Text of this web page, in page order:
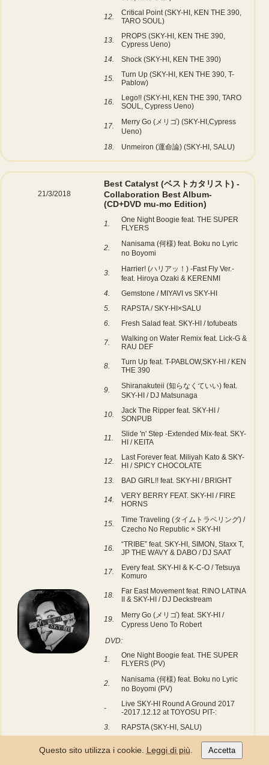
Questo sito utilizza i cookie. Leggi di più Accetta
12.
Critical Point (SKY-HI, KEN THE 390,
TARO SOUL)
13.
PROPS (SKY-HI, KEN THE 390,
Cypress Ueno)
14.
Shock (SKY-HI, KEN THE 390)
15.
Turn Up (SKY-HI, KEN THE 390, T-
Pablow)
16.
Lego!! (SKY-HI, KEN THE 390, TARO
SOUL, Cypress Ueno)
17.
Merry Go (メリゴ) (SKY-HI,Cypress
Ueno)
18.
Unmeiron (運命論) (SKY-HI, SALU)
21/3/2018
Best Catalyst (ベストカタリスト) -
Collaboration Best Album-
(CD+DVD mu-mo Edition)
1.
One Night Boogie feat. THE SUPER
FLYERS
2.
Nanisama (何様) feat. Boku no Lyric
no Boyomi
3.
Harrier! (ハリアッ！) -Fast Fly Ver.-
feat. Hiroya Ozaki & KERENMI
4.
Gemstone / MIYAVI vs SKY-HI
5.
RAPSTA / SKY-HI×SALU
6.
Fresh Salad feat. SKY-HI / tofubeats
7.
Walking on Water Remix feat. Lick-G &
RAU DEF
8.
Turn Up feat. T-PABLOW,SKY-HI / KEN
THE 390
9.
Shiranakuteii (知らなくていい) feat.
SKY-HI / DJ Matsunaga
10.
Jack The Ripper feat. SKY-HI /
SONPUB
11.
Slide 'n' Step -Extended Mix-feat. SKY-
HI / KEITA
12.
Last Forever feat. Miliyah Kato & SKY-
HI / SPICY CHOCOLATE
13.
BAD GIRL!! feat. SKY-HI / BRIGHT
14.
VERY BERRY FEAT. SKY-HI / FIRE
HORNS
15.
Time Traveling (タイムトラベリング) /
Czecho No Republic × SKY-HI
16.
“TRIBE” feat. SKY-HI, SIMON, Staxx T,
JP THE WAVY & DABO / DJ SAAT
17.
Every feat. SKY-HI & K-C-O / Tetsuya
Komuro
18.
Far East Movement feat. RINO LATINA
II & SKY-HI / DJ Deckstream
19.
Merry Go (メリゴ) feat. SKY-HI /
Cypress Ueno To Robert
DVD:
1.
One Night Boogie feat. THE SUPER
FLYERS (PV)
2.
Nanisama (何様) feat. Boku no Lyric
no Boyomi (PV)
-
Live SKY-HI Round A Ground 2017
-2017.12.12 at TOYOSU PIT-:
3.
RAPSTA (SKY-HI, SALU)
Purple Haze (SKY-HI, SALU)